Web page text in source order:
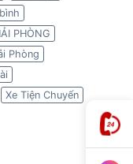
PHÒNG
Phòng
Xe Tiện Chuyến